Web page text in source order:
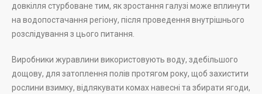
довкілля стурбоване тим, як зростання галузі може вплинути
на водопостачання регіону, після проведення внутрішнього
розслідування з цього питання.
Виробники журавлини використовують воду, здебільшого
дощову, для затоплення полів протягом року, щоб захистити
рослини взимку, відлякувати комах навесні та збирати ягоди,